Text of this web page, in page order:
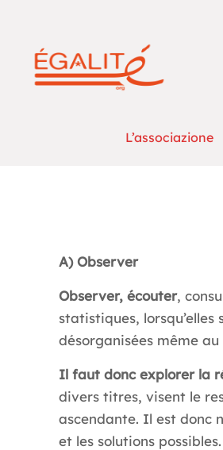
L’associazione
A) Observer
Observer, écouter,
statistiques,
désorganisées même
Il faut donc explorer la
divers titres, visent le
ascendante. Il est donc
et les solutions possibles.